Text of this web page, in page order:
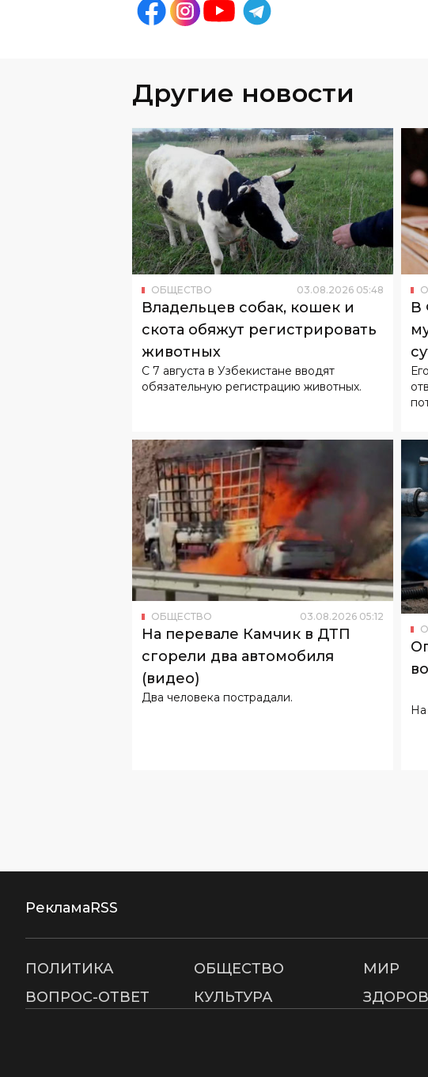
Другие новости
ОБЩЕСТВО 03.08.2026 05:48
Владельцев собак, кошек и
скота обяжут регистрировать
животных
С 7 августа в Узбекистане вводят
обязательную регистрацию животных.
В
ОБЩЕСТВО 03.08.2026 05:12
На перевале Камчик в ДТП
сгорели два автомобиля
(видео)
Два человека пострадали.
На
РекламаRSS
ПОЛИТИКА ОБЩЕСТВО МИР
ВОПРОС-ОТВЕТ
КУЛЬТУРА